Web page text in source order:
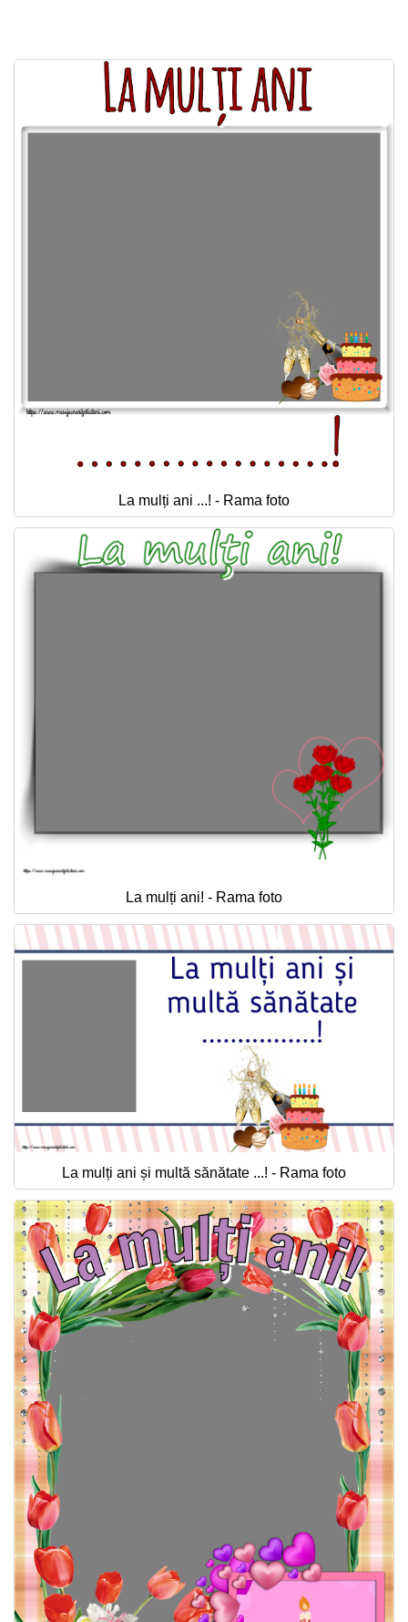
La mulți ani ...! - Rama foto
La mulți ani! - Rama foto
La mulți ani și multă sănătate ...! - Rama foto